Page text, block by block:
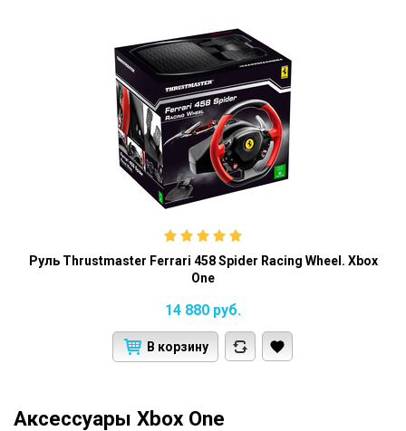
Руль Thrustmaster Ferrari 458 Spider Racing Wheel. Xbox
One
14 880 руб.
В корзину
Аксессуары Xbox One